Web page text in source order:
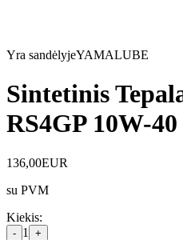
Yra sandėlyjeYAMALUBE
Sintetinis
RS4GP 10W-
136,00EUR
su PVM
Kiekis:
- 1 +